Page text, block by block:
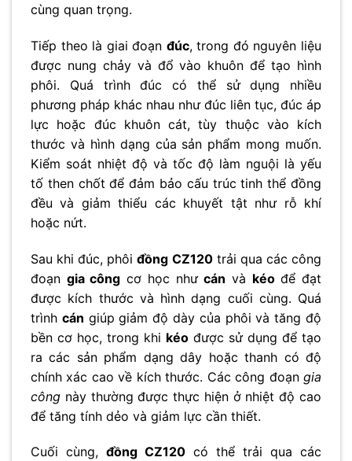
cùng quan trọng.
Tiếp theo là giai đoạn đúc, trong đó nguyên liệu
được nung chảy và đổ vào khuôn để tạo hình
phôi. Quá trình đúc có thể sử dụng nhiều
phương pháp khác nhau như đúc liên tục, đúc áp
lực hoặc đúc khuôn cát, tùy thuộc vào kích
thước và hình dạng của sản phẩm mong muốn.
Kiểm soát nhiệt độ và tốc độ làm nguội là yếu
tố then chốt để đảm bảo cấu trúc tinh thể đồng
đều và giảm thiểu các khuyết tật như rỗ khí
hoặc nứt.
Sau khi đúc, phôiđồng CZ120trải qua các công
đoạn gia công cơ học nhưcán và kéođể đạt
được kích thước và hình dạng cuối cùng. Quá
trình cán giúp giảm độ dày của phôi và tăng độ
bền cơ học, trong khi kéo được sử dụng để tạo
ra các sản phẩm dạng dây hoặc thanh có độ
chính xác cao về kích thước. Các công đoạn gia
công này thường được thực hiện ở nhiệt độ cao
để tăng tính dẻo và giảm lực cần thiết.
Cuối cùng, đồng CZ120 có thể trải qua các